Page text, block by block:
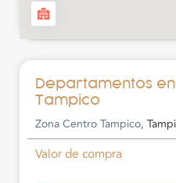
Departamentos
Tampico
Zona Centro Tampico,
Valor de compra